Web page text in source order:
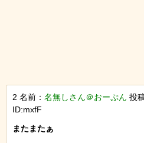
2 名前： 名無しさん＠おーぷん 投
ID:mxfF
またまたぁ